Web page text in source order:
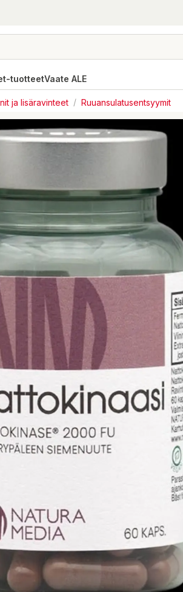
tuotteetVaate ALE
ja lisäravinteet / Ruuansulatusentsyymit